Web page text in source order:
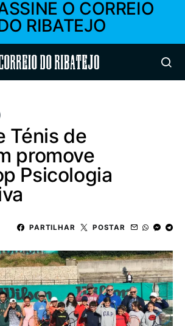
O CORREIO
RIBATEJO
Correio do Ribatejo
Ténis de
promove
Psicologia
PARTILHAR POSTAR